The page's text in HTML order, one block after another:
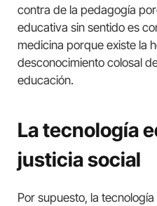
contra de la pedagogía
educativa sin sentido es
medicina porque existe la
desconocimiento colosal
educación.
La tecnología
justicia social
Por supuesto, la